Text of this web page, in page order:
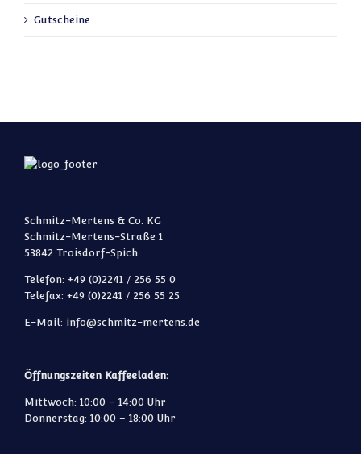
Gutscheine
Schmitz-Mertens & Co. KG
Schmitz-Mertens-Straße 1
53842 Troisdorf-Spich
Telefon: +49 (0)2241 / 256 55 0
Telefax: +49 (0)2241 / 256 55 25
E-Mail: info@schmitz-mertens.de
Öffnungszeiten Kaffeeladen:
Mittwoch: 10:00 – 14:00 Uhr
Donnerstag: 10:00 – 18:00 Uhr